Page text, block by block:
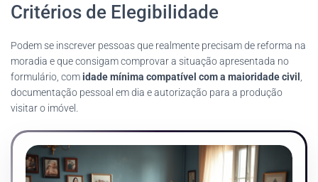
Critérios de Elegibilidade
Podem se inscrever pessoas que realmente precisam de reforma na
moradia e que consigam comprovar a situação apresentada no
formulário, comidade mínima compatível com a maioridade civil
documentação pessoal em dia e autorização para a produção
visitar o imóvel.